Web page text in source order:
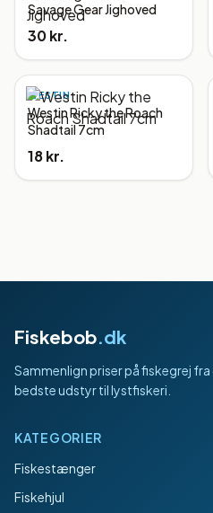
Savage Gear Jighoved
30 kr.
WESTIN
Westin Ricky the Roach
Shadtail 7cm
18 kr.
Fiskebob.dk
Sammenlign priser på fiskegrej
bedste udstyr til lystfiskeri.
KATEGORIER
Fiskestænger
Fiskehjul